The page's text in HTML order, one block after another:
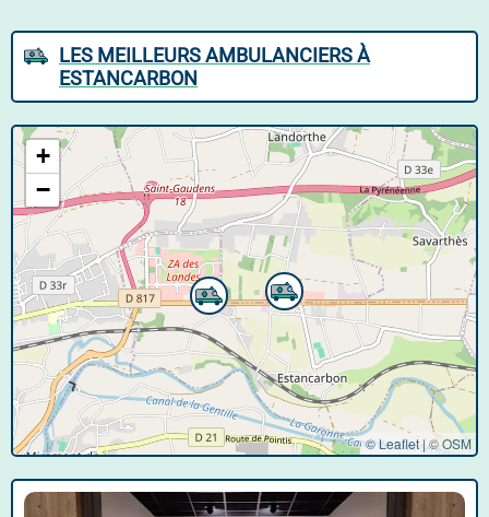
LES MEILLEURS AMBULANCIERS À
ESTANCARBON
+
−
© Leaflet|©OSM